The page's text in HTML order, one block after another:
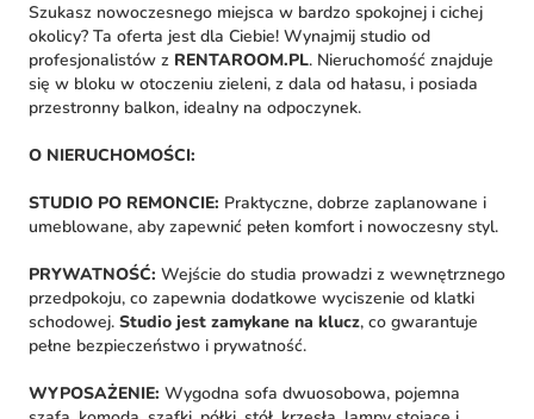
Szukasz nowoczesnego miejsca w bardzo spokojnej i cichej
okolicy? Ta oferta jest dla Ciebie! Wynajmij studio od
profesjonalistów z RENTAROOM.PL. Nieruchomość znajduje
się w bloku w otoczeniu zieleni, z dala od hałasu, i posiada
przestronny balkon, idealny na odpoczynek.
O NIERUCHOMOŚCI:
STUDIO PO REMONCIE: Praktyczne, dobrze zaplanowane i
umeblowane, aby zapewnić pełen komfort i nowoczesny styl.
PRYWATNOŚĆ: Wejście do studia prowadzi z wewnętrznego
przedpokoju, co zapewnia dodatkowe wyciszenie od klatki
schodowej. Studio jest zamykane na klucz, co gwarantuje
pełne bezpieczeństwo i prywatność.
WYPOSAŻENIE: Wygodna sofa dwuosobowa, pojemna